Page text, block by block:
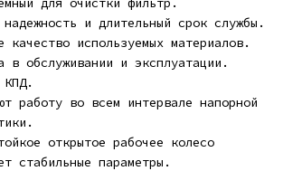
и длительный срок службы.
качество используемых материалов.
в обслуживании и эксплуатации.
работу во всем интервале напорной
открытое рабочее колесо
стабильные параметры.